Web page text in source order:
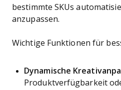
bestimmte SKUs
anzupassen.
Wichtige Funktionen für
Dynamische
Produktverfügbarkeit